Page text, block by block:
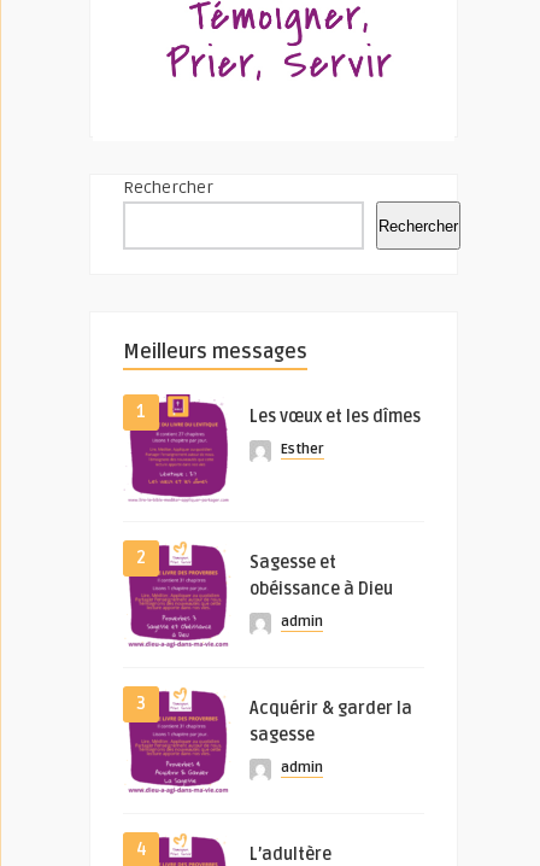
Rechercher
Rechercher
Meilleurs messages
1 Les vœux et les dîmes
Esther
2
Sagesse et
obéissance à Dieu
admin
3
Acquérir & garder la
sagesse
admin
4 L’adultère